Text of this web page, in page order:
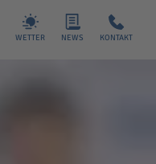
WETTER NEWS KONTAKT